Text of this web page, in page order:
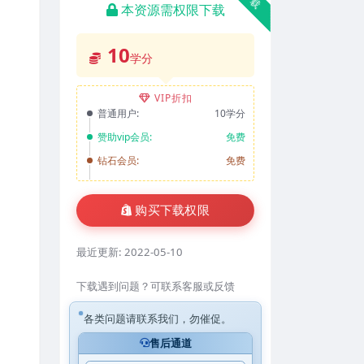
本资源需权限下载
10学分
VIP折扣
普通用户:
10学分
赞助vip会员:
免费
钻石会员:
免费
购买下载权限
最近更新: 2022-05-10
下载遇到问题？可联系客服或反馈
各类问题请联系我们，勿催促。
售后通道